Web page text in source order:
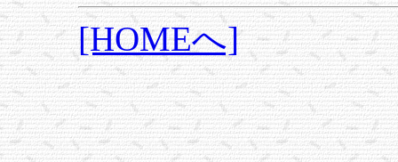
[HOMEへ]